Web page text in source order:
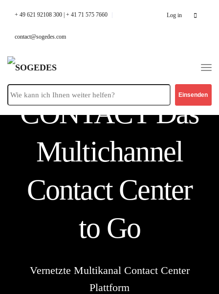
Log in Search
+ 49 621 92108 300 | + 41 71 575 7660
contact@sogedes.com
ONE
CONTACTDas
Multichannel
Contact Center
to Go
Vernetzte Multikanal Contact Center
Plattform